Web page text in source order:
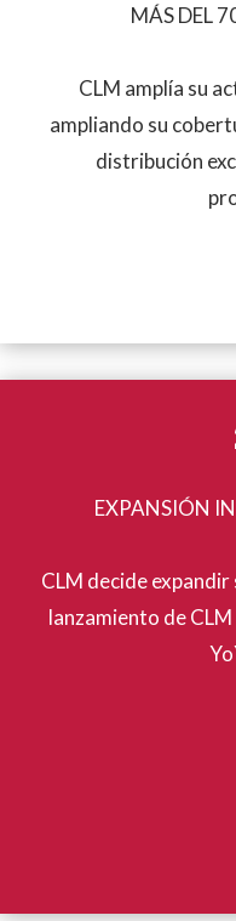
MÁS DEL
CLM amplía su
ampliando su
distribución
EXPANSIÓN
CLM decide
lanzamiento de